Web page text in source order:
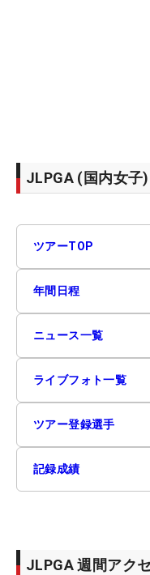
JLPGA (国内女子
ツアーTOP
年間日程
ニュース一覧
ライブフォト一覧
ツアー登録選手
記録成績
JLPGA 週間アク